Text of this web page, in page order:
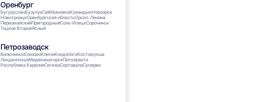
Оренбург
БугурусланБузулукГайИвановкаКувандыкНовоорск
НовотроицкОренбургская областьОрскп. Ленина
ПервомайскийПригородныйСоль-ИлецкСорочинск
Тоцкое ВтороеЯсный
Петрозаводск
ВилючинскЕлизовоКлючиКондопогаКостомукша
ЛахденпохьяМедвежьегорскПиткяранта
Республика КарелияСегежаСортавалаСуоярви